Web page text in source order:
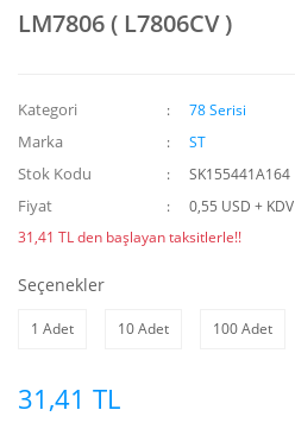
LM7806 ( L7806CV )
Kategori 78 Serisi
Marka ST
Stok Kodu SK155441A164
Fiyat
0,55 USD + KDV
31,41 TL den başlayan taksitlerle!!
Seçenekler
1 Adet 10 Adet 100 Adet
31,41 TL